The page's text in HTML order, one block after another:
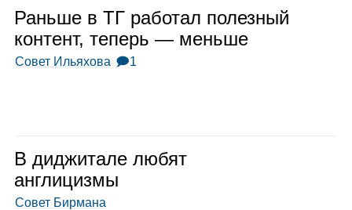
Раньше в ТГ рабо­тал полез­ный
кон­тент, теперь — меньше
Совет Ильяхова 🗩1
В диджи­тале любят
англи­цизмы
Совет Бирмана